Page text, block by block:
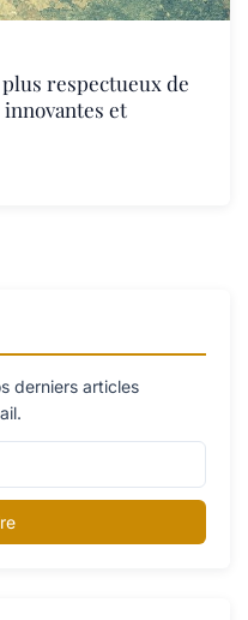
respectueux de
et
derniers articles